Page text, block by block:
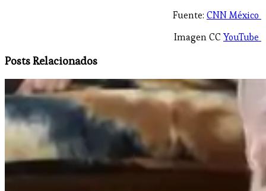
Fuente: CNN México
Imagen CC YouTube
Posts Relacionados